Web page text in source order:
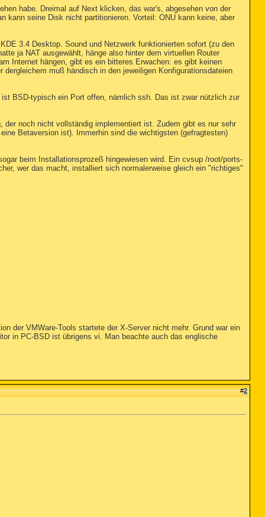
habe. Dreimal auf Next klicken, das war's, abgesehen von der
kann seine Disk nicht partitionieren. Vorteil: ONU kann keine, aber
3.4 Desktop. Sound und Netzwerk funktionierten sofort (zu den
ja NAT ausgewählt, hänge also hinter dem virtuellen Router
Internet hängen, gibt es ein bitteres Erwachen: es gibt keinen
muß händisch in den jeweiligen Konfigurationsdateien
BSD-typisch ein Port offen, nämlich ssh. Das ist zwar nützlich zur
noch nicht vollständig implementiert ist. Zudem gibt es nur sehr
Betaversion ist). Immerhin sind die wichtigsten (gefragtesten)
beim Installationsprozeß hingewiesen wird. Ein cvsup /root/ports-
wer das macht, installiert sich normalerweise gleich ein "richtiges"
der VMWare-Tools startete der X-Server nicht mehr. Grund war ein
in PC-BSD ist übrigens vi. Man beachte auch das englische
#2